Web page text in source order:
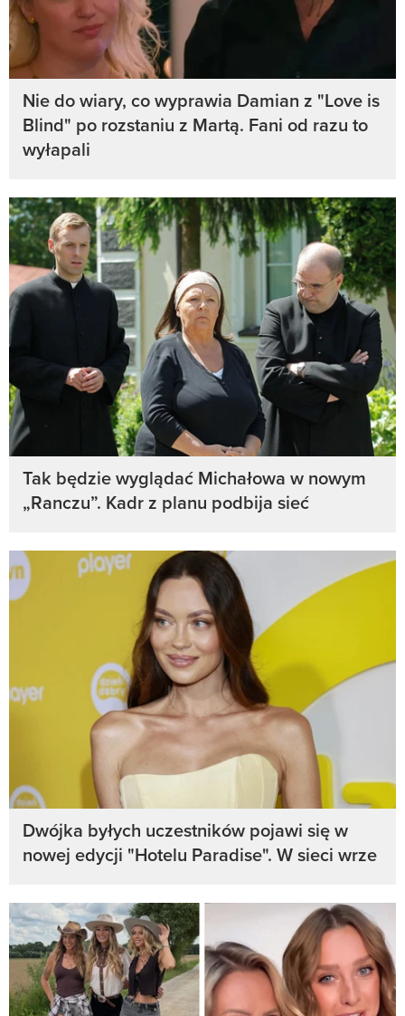
Nie do wiary, co wyprawia Damian z "Love is
Blind" po rozstaniu z Martą. Fani od razu to
wyłapali
Tak będzie wyglądać Michałowa w nowym
„Ranczu”. Kadr z planu podbija sieć
Dwójka byłych uczestników pojawi się w
nowej edycji "Hotelu Paradise". W sieci wrze